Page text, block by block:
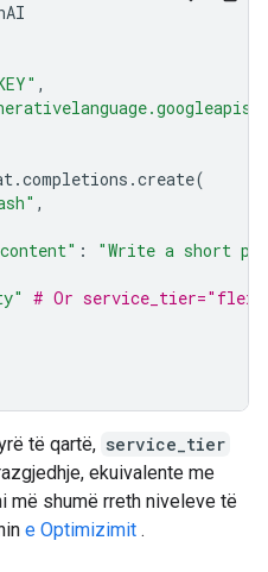
,
.completions .create(
,
:
"Write a short
# Or service_tier="flex"
të qartë, service_tier
ekuivalente me
më shumë rreth niveleve të
e Optimizimit .